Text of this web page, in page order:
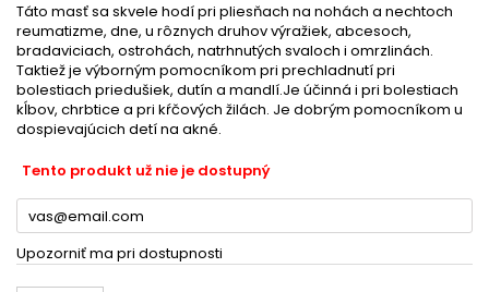
Táto masť sa skvele hodí pri pliesňach na nohách a nechtoch
reumatizme, dne, u rôznych druhov výražiek, abcesoch,
bradaviciach, ostrohách, natrhnutých svaloch i omrzlinách.
Taktiež je výborným pomocníkom pri prechladnutí pri
bolestiach priedušiek, dutín a mandlí.Je účinná i pri bolestiach
kĺbov, chrbtice a pri kŕčových žilách. Je dobrým pomocníkom u
dospievajúcich detí na akné.
Tento produkt už nie je dostupný
Upozorniť ma pri dostupnosti